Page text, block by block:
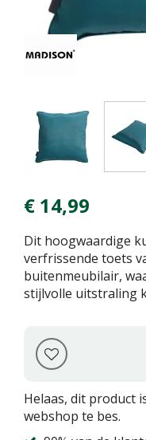
€ 14,99
Dit hoogwaardige
verfrissende toets
buitenmeubilair,
stijlvolle uitstraling
Helaas, dit product
webshop te bes.